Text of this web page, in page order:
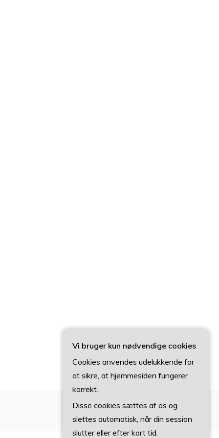
Vi bruger kun nødvendige cookies
Cookies anvendes udelukkende for
at sikre, at hjemmesiden fungerer
korrekt.
Disse cookies sættes af os og
slettes automatisk, når din session
slutter eller efter kort tid.